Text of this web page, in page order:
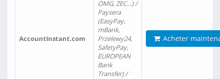
AccountInstant.com
OMG, ZEC…) /
Paysera
(EasyPay,
mBank,
Przelewy24,
SafetyPay,
EUROPEAN
Bank
Transfer) /
Acheter